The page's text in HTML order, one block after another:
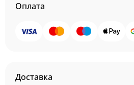
Оплата
Доставка